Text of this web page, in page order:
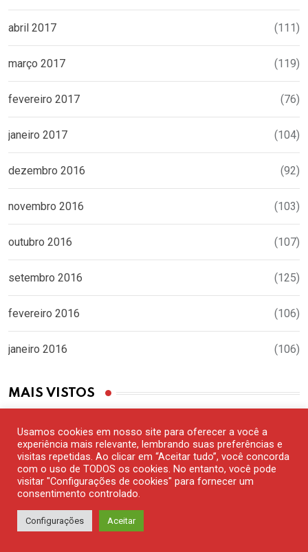
abril 2017 (111)
março 2017 (119)
fevereiro 2017 (76)
janeiro 2017 (104)
dezembro 2016 (92)
novembro 2016 (103)
outubro 2016 (107)
setembro 2016 (125)
fevereiro 2016 (106)
janeiro 2016 (106)
MAIS VISTOS
SAÚDE
Exercícios para prevenir e tratar
as dores nas costas
15 DE FEVEREIRO DE 2019
Usamos cookies em nosso site para oferecer a você a
experiência mais relevante, lembrando suas preferências e
visitas repetidas. Ao clicar em “Aceitar tudo”, você concorda
com o uso de TODOS os cookies. No entanto, você pode
visitar "Configurações de cookies" para fornecer um
consentimento controlado.
Configurações Aceitar